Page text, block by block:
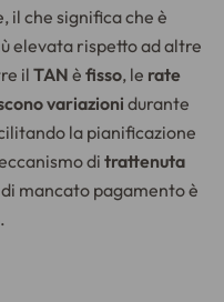
il che significa che è
elevata rispetto ad altre
il TAN è fisso, le rate
variazioni durante
la pianificazione
di trattenuta
mancato pagamento è